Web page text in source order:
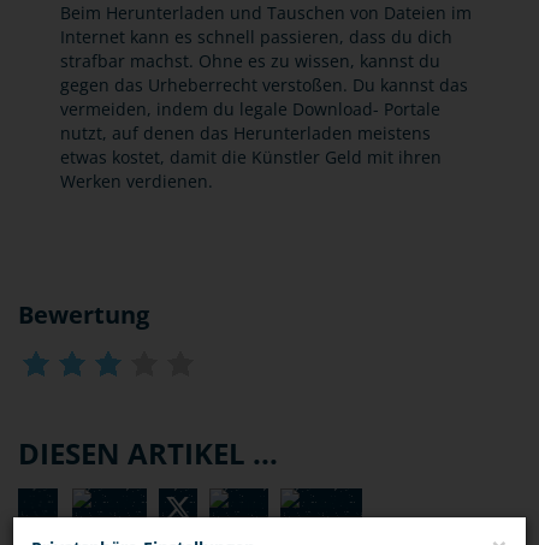
Beim Herunterladen und Tauschen von Dateien im
Internet kann es schnell passieren, dass du dich
strafbar machst. Ohne es zu wissen, kannst du
gegen das Urheberrecht verstoßen. Du kannst das
vermeiden, indem du legale Download- Portale
nutzt, auf denen das Herunterladen meistens
etwas kostet, damit die Künstler Geld mit ihren
Werken verdienen.
Bewertung
DIESEN ARTIKEL ...